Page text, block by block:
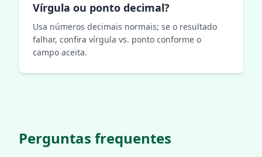
Vírgula ou ponto decimal?
Usa números decimais normais; se o resultado
falhar, confira vírgula vs. ponto conforme o
campo aceita.
Perguntas frequentes